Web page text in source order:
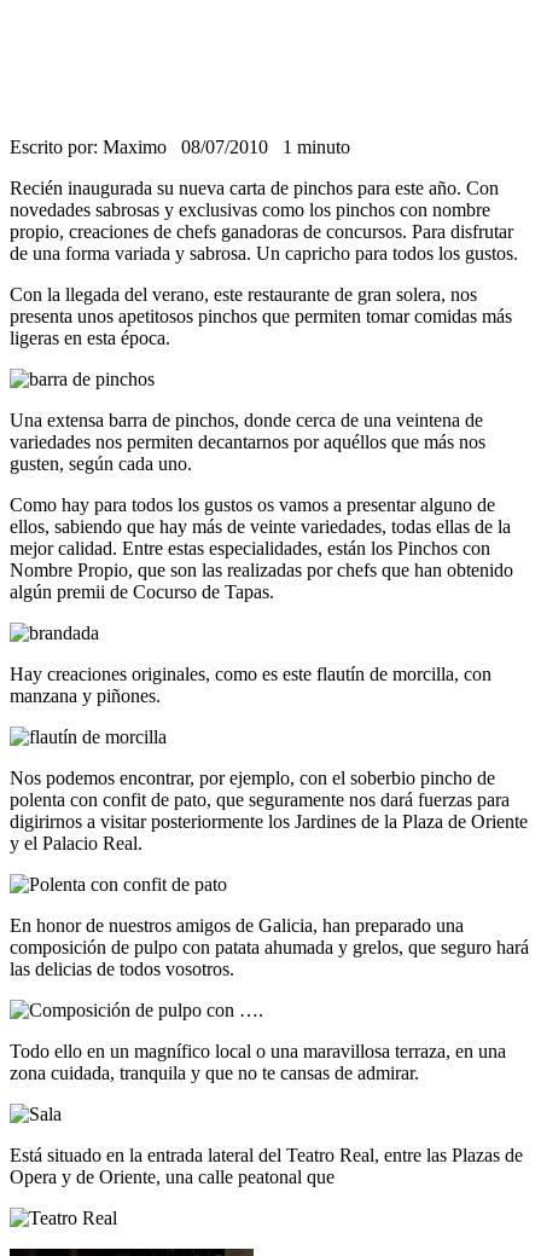
Escrito por: Maximo 08/07/2010 1 minuto
Recién inaugurada su nueva carta de pinchos para este año. Con
novedades sabrosas y exclusivas como los pinchos con nombre
propio, creaciones de chefs ganadoras de concursos. Para disfrutar
de una forma variada y sabrosa. Un capricho para todos los gustos.
Con la llegada del verano, este restaurante de gran solera, nos
presenta unos apetitosos pinchos que permiten tomar comidas más
ligeras en esta época.
Una extensa barra de pinchos, donde cerca de una veintena de
variedades nos permiten decantarnos por aquéllos que más nos
gusten, según cada uno.
Como hay para todos los gustos os vamos a presentar alguno de
ellos, sabiendo que hay más de veinte variedades, todas ellas de la
mejor calidad. Entre estas especialidades, están los Pinchos con
Nombre Propio, que son las realizadas por chefs que han obtenido
algún premii de Cocurso de Tapas.
Hay creaciones originales, como es este flautín de morcilla, con
manzana y piñones.
Nos podemos encontrar, por ejemplo, con el soberbio pincho de
polenta con confit de pato, que seguramente nos dará fuerzas para
digirirnos a visitar posteriormente los Jardines de la Plaza de Oriente
y el Palacio Real.
En honor de nuestros amigos de Galicia, han preparado una
composición de pulpo con patata ahumada y grelos, que seguro hará
las delicias de todos vosotros.
Todo ello en un magnífico local o una maravillosa terraza, en una
zona cuidada, tranquila y que no te cansas de admirar.
Está situado en la entrada lateral del Teatro Real, entre las Plazas de
Opera y de Oriente, una calle peatonal que